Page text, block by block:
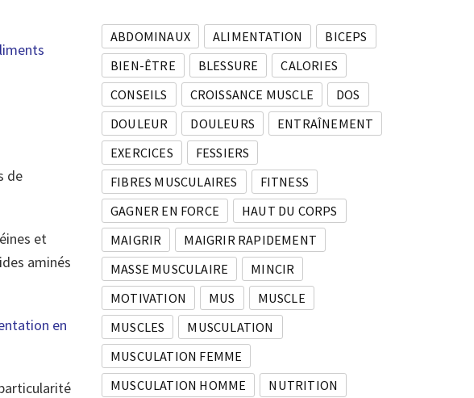
de
et
aminés
en
ABDOMINAUX ALIMENTATION
BICEPS
BIEN-ÊTRE
BLESSURE
CALORIES
CONSEILS
CROISSANCE MUSCLE
DOS
DOULEUR
DOULEURS
ENTRAÎNEMENT
EXERCICES
FESSIERS
FIBRES MUSCULAIRES
FITNESS
GAGNER EN FORCE
HAUT DU CORPS
MAIGRIR
MAIGRIR RAPIDEMENT
MASSE MUSCULAIRE
MINCIR
MOTIVATION
MUS
MUSCLE
MUSCLES
MUSCULATION
MUSCULATION FEMME
MUSCULATION HOMME
NUTRITION